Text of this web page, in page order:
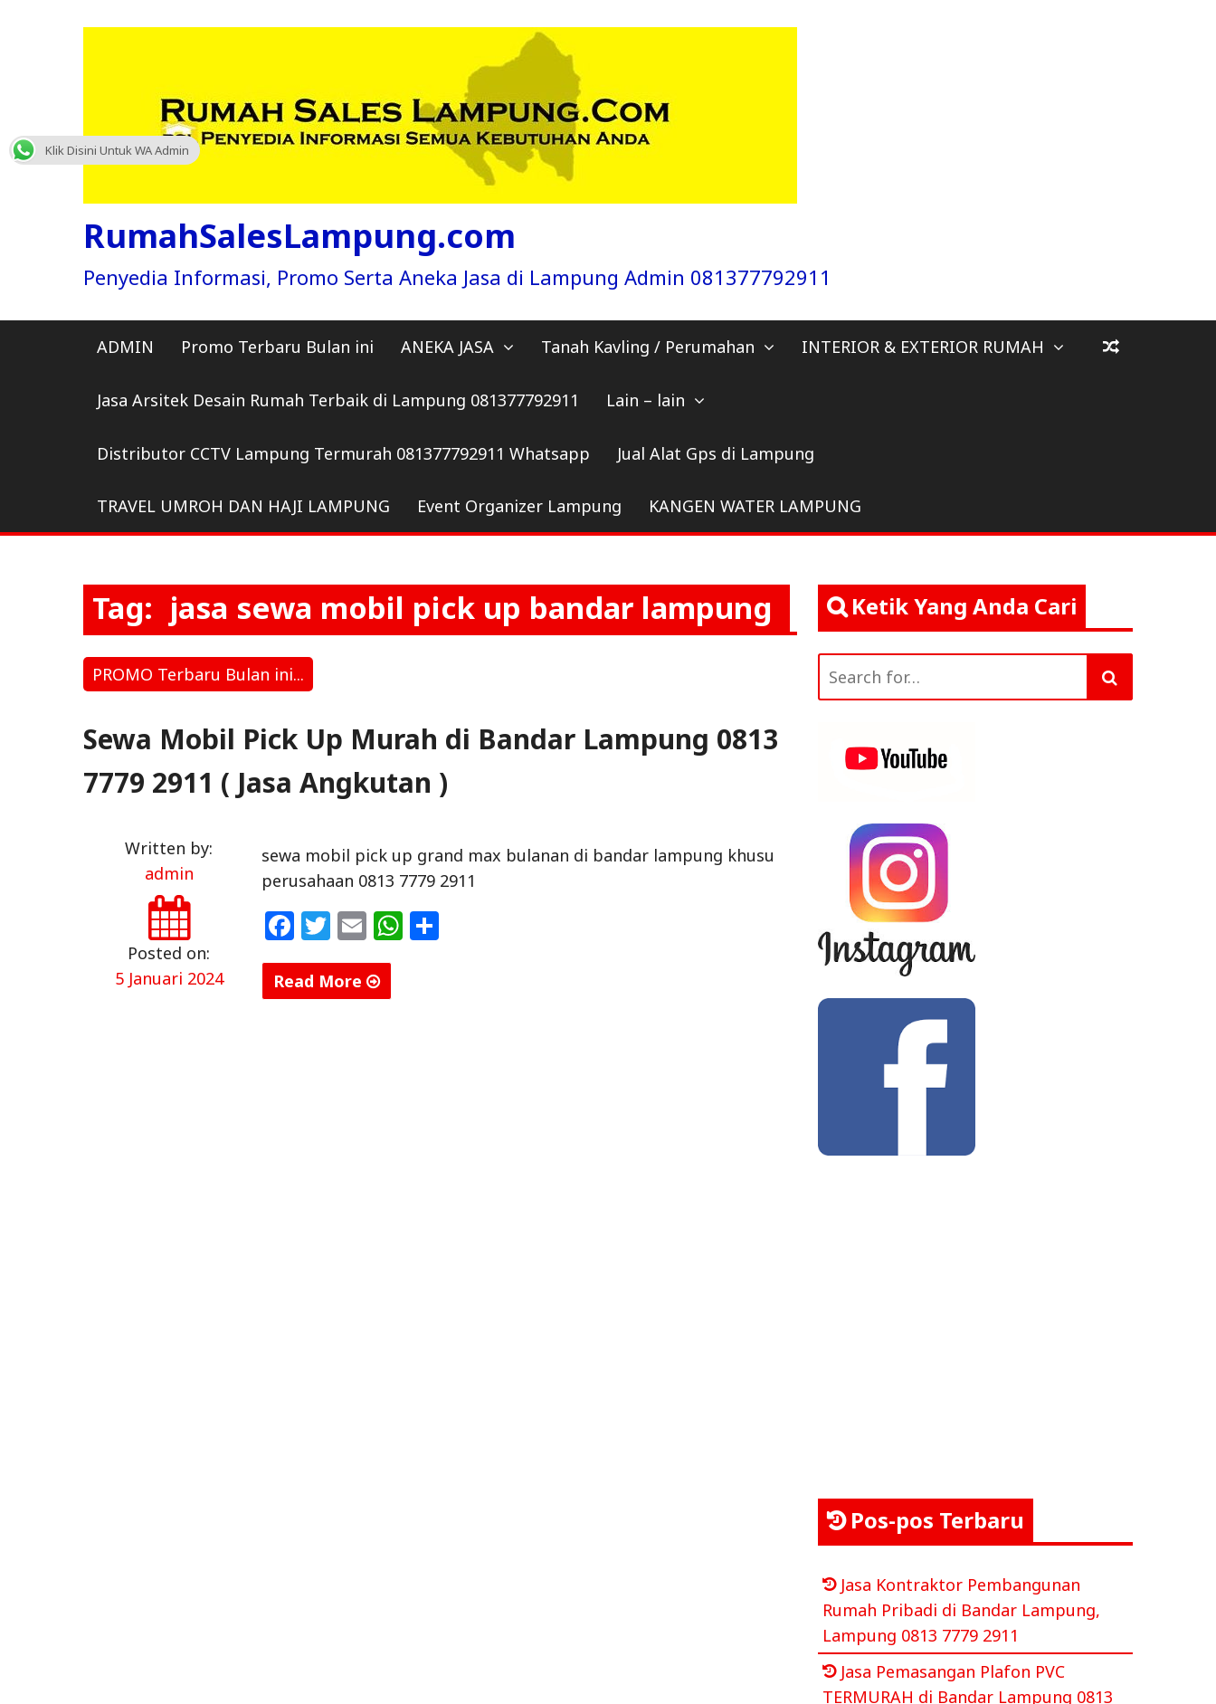
RumahSalesLampung.com
Penyedia Informasi, Promo Serta Aneka Jasa di Lampung Admin 081377792911
ADMIN Promo Terbaru Bulan ini ANEKA JASA Tanah Kavling / Perumahan INTERIOR & EXTERIOR RUMAH
Jasa Arsitek Desain Rumah Terbaik di Lampung 081377792911 Lain – lain
Distributor CCTV Lampung Termurah 081377792911 Whatsapp Jual Alat Gps di Lampung
TRAVEL UMROH DAN HAJI LAMPUNG Event Organizer Lampung KANGEN WATER LAMPUNG
Tag: jasa sewa mobil pick up bandar lampung
PROMO Terbaru Bulan ini...
Sewa Mobil Pick Up Murah di Bandar Lampung 0813
7779 2911 ( Jasa Angkutan )
Written by:
admin
Posted on:
5 Januari 2024
sewa mobil pick up grand max bulanan di bandar lampung khusu
perusahaan 0813 7779 2911
F
a
c
e
T
w
itt
e
E
m
ai
l
W
Read More
Ketik Yang Anda Cari
for:
Pos-pos Terbaru
Jasa Kontraktor Pembangunan
Rumah Pribadi di Bandar Lampung,
Lampung 0813 7779 2911
Jasa Pemasangan Plafon PVC
TERMURAH di Bandar Lampung 0813
Klik Disini Untuk WA Admin